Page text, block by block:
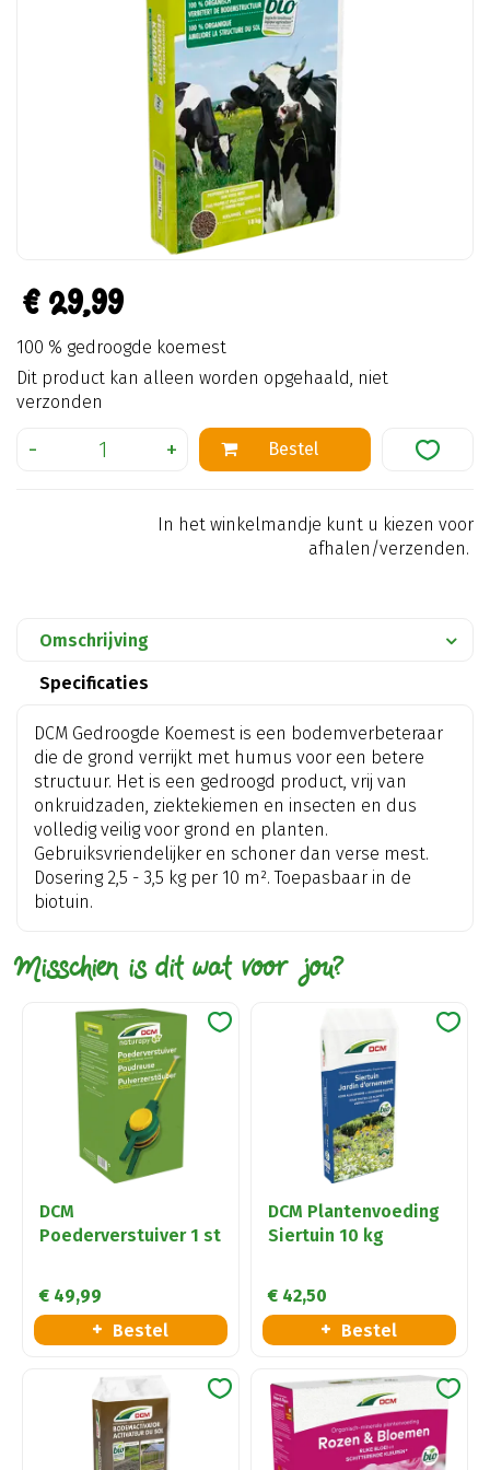
€ 29,99
100 % gedroogde koemest
Dit product kan alleen worden opgehaald, niet
verzonden
In het winkelmandje kunt u kiezen voor
afhalen/verzenden.
Omschrijving
Specificaties
DCM Gedroogde Koemest is een bodemverbeteraar
die de grond verrijkt met humus voor een betere
structuur. Het is een gedroogd product, vrij van
onkruidzaden, ziektekiemen en insecten en dus
volledig veilig voor grond en planten.
Gebruiksvriendelijker en schoner dan verse mest.
Dosering 2,5 - 3,5 kg per 10 m². Toepasbaar in de
biotuin.
Misschien is dit wat voor jou?
DCM
Poederverstuiver 1 st
€ 49,99
Bestel
DCM Plantenvoeding
Siertuin 10 kg
€ 42,50
Bestel